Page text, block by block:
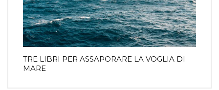
TRE LIBRI PER ASSAPORARE LA VOGLIA DI
MARE